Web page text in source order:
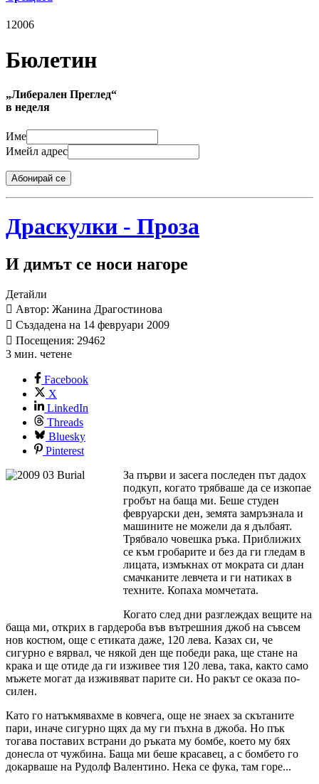
12006
Бюлетин
„Либерален Преглед“
в неделя
Име
Имейл адрес
Абонирай се
Драскулки - Проза
И димът се носи нагоре
Детайли
Автор: Жанина Драгостинова
Създадена на 14 февруари 2009
Посещения: 29462
3 мин. четене
Facebook
X
LinkedIn
Threads
Bluesky
Pinterest
За първи и засега последен път дадох
подкуп, когато трябваше да се изкопае
гробът на баща ми. Беше студен
февруарски ден, земята замръзнала и
машините не можели да я дълбаят.
Трябвало човешка ръка. Приближих
се към гробарите и без да ги гледам в
лицата, измъкнах от мократа си длан
смачканите левчета и ги натиках в
техните. Копаха момчетата.
Когато след дни разглеждах вещите на
баща ми, открих в гардероба във вътрешния джоб на съвсем
нов костюм, още с етиката даже, 120 лева. Казах си, че
сигурно е вярвал, че някой ден ще победи рака, ще стане на
крака и ще отиде да ги изживее тия 120 лева, така, както само
мъжете могат да изживяват парите си. Но ракът се оказа по-
силен.
Като го натъкмявахме в ковчега, още не знаех за скътаните
пари, иначе сигурно щях да му ги пъхна в джоба. Но пък
тогава поставих встрани до ръката му бомбе, което му бях
донесла от чужбина. Баща ми беше красавец, а с бомбето го
докарваше на Рудолф Валентино. Нека се фука, там горе...